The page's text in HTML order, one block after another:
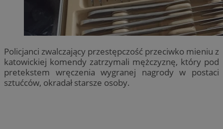
Policjanci zwalczający przestępczość przeciwko mieniu z
katowickiej komendy zatrzymali mężczyznę, który pod
pretekstem wręczenia wygranej nagrody w postaci
sztućców, okradał starsze osoby.